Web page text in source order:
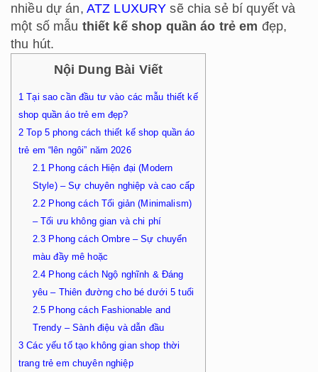
nhiều dự án, ATZ LUXURY sẽ chia sẻ bí quyết và
một số mẫu thiết kế shop quần áo trẻ em đẹp,
thu hút.
Nội Dung Bài Viết
1 Tại sao cần đầu tư vào các mẫu thiết kế
shop quần áo trẻ em đẹp?
2 Top 5 phong cách thiết kế shop quần áo
trẻ em “lên ngôi” năm 2026
2.1 Phong cách Hiện đại (Modern
Style) – Sự chuyên nghiệp và cao cấp
2.2 Phong cách Tối giản (Minimalism)
– Tối ưu không gian và chi phí
2.3 Phong cách Ombre – Sự chuyển
màu đầy mê hoặc
2.4 Phong cách Ngộ nghĩnh & Đáng
yêu – Thiên đường cho bé dưới 5 tuổi
2.5 Phong cách Fashionable and
Trendy – Sành điệu và dẫn đầu
3 Các yếu tố tạo không gian shop thời
trang trẻ em chuyên nghiệp